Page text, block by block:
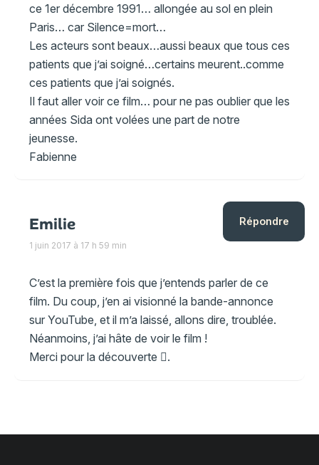
ce 1er décembre 1991… allongée au sol en plein
Paris… car Silence=mort…
Les acteurs sont beaux…aussi beaux que tous ces
patients que j’ai soigné…certains meurent..comme
ces patients que j’ai soignés.
Il faut aller voir ce film… pour ne pas oublier que les
années Sida ont volées une part de notre
jeunesse.
Fabienne
Emilie
1 juin 2017 à 17 h 59 min
C’est la première fois que j’entends parler de ce
film. Du coup, j’en ai visionné la bande-annonce
sur YouTube, et il m’a laissé, allons dire, troublée.
Néanmoins, j’ai hâte de voir le film !
Merci pour la découverte .
Répondre